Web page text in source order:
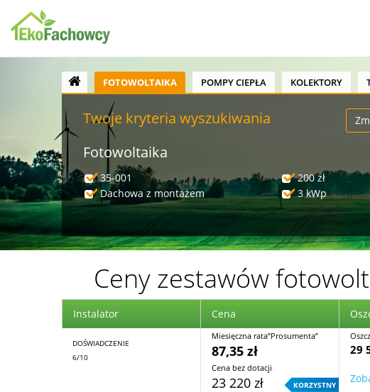
FOTOWOLTAIKA POMPY CIEPŁA KOLEKTORY
Twoje kryteria wyszukiwania
Fotowoltaika
35-001
200 zł
Dachowa z montażem
3 kWp
Ceny zestawów
Instalator Cena
DOŚWIADCZENIE
6/10
Miesięczna rata”Prosumenta”
87,35 zł
Cena bez dotacji
23 220 zł KORZYSTNY
29